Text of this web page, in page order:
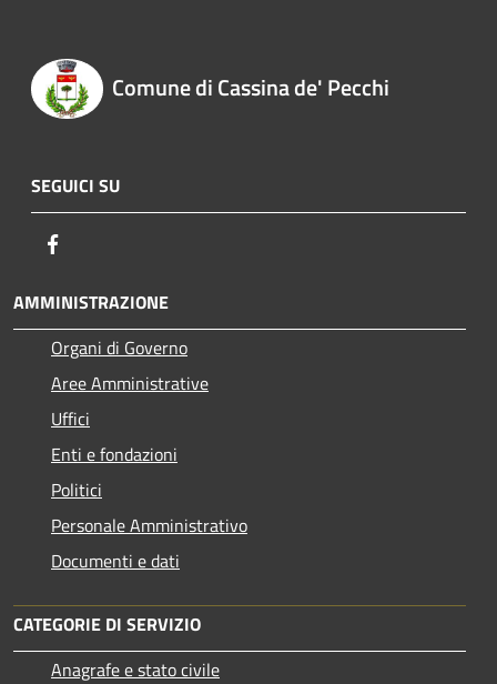
Comune di Cassina de' Pecchi
SEGUICI SU
AMMINISTRAZIONE
Organi di Governo
Aree Amministrative
Uffici
Enti e fondazioni
Politici
Personale Amministrativo
Documenti e dati
CATEGORIE DI SERVIZIO
Anagrafe e stato civile